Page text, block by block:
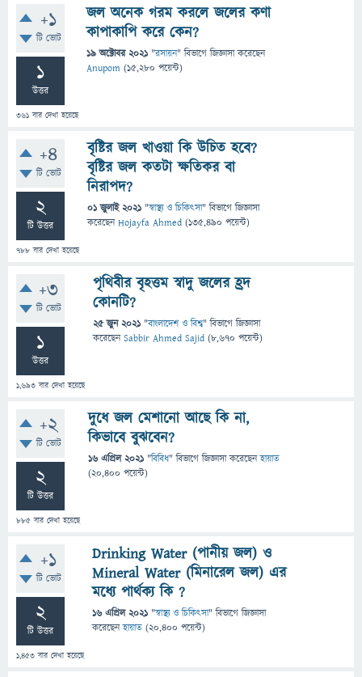
+1
টি ভোট
1
উত্তর
361 বার দেখা হয়েছে
জল অনেক গরম করলে জলের কণা
কাপাকাপি করে কেন?
19 অক্টোবর 2021 "রসায়ন" বিভাগে জিজ্ঞাসাকরেছেন
Anupom (15,280 পয়েন্ট)
+4
টি ভোট
2
টি উত্তর
788 বার দেখা হয়েছে
বৃষ্টির জল খাওয়া কি উচিত হবে?
বৃষ্টির জল কতটা ক্ষতিকর বা
নিরাপদ?
01 জুলাই 2021 "স্বাস্থ্য ও চিকিৎসা" বিভাগে জিজ্ঞাসা
করেছেনHojayfa Ahmed (135,490 পয়েন্ট)
+3
টি ভোট
1
উত্তর
1,693 বার দেখা হয়েছে
পৃথিবীর বৃহত্তম স্বাদু জলের হ্রদ
কোনটি?
25 জুন 2021 "বাংলাদেশ ও বিশ্ব" বিভাগে জিজ্ঞাসা
করেছেনSabbir Ahmed Sajid (8,670 পয়েন্ট)
+2
টি ভোট
2
টি উত্তর
885 বার দেখা হয়েছে
দুধে জল মেশানো আছে কি না,
কিভাবে বুঝবেন?
16 এপ্রিল 2021 "বিবিধ" বিভাগে জিজ্ঞাসাকরেছেনহায়াত
(20,400 পয়েন্ট)
+1
টি ভোট
2
টি উত্তর
1,453 বার দেখা হয়েছে
Drinking Water (পানীয় জল) ও
Mineral Water (মিনারেল জল) এর
মধ্যে পার্থক্য কি ?
16 এপ্রিল 2021 "স্বাস্থ্য ও চিকিৎসা" বিভাগে জিজ্ঞাসা
করেছেনহায়াত (20,400 পয়েন্ট)